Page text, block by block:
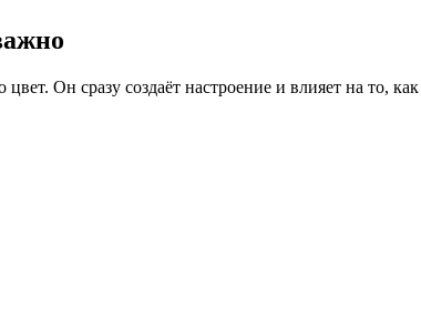
Он сразу создаёт настроение и влияет на то,